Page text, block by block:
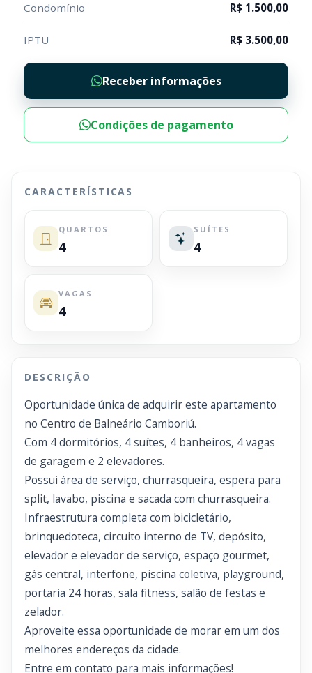
Condomínio R$ 1.500,00
IPTU R$ 3.500,00
Receber informações
Condições de pagamento
CARACTERÍSTICAS
QUARTOS
4
SUÍTES
4
VAGAS
4
DESCRIÇÃO
Oportunidade única de adquirir este apartamento
no Centro de Balneário Camboriú.
Com 4 dormitórios, 4 suítes, 4 banheiros, 4 vagas
de garagem e 2 elevadores.
Possui área de serviço, churrasqueira, espera para
split, lavabo, piscina e sacada com churrasqueira.
Infraestrutura completa com bicicletário,
brinquedoteca, circuito interno de TV, depósito,
elevador e elevador de serviço, espaço gourmet,
gás central, interfone, piscina coletiva, playground,
portaria 24 horas, sala fitness, salão de festas e
zelador.
Aproveite essa oportunidade de morar em um dos
melhores endereços da cidade.
Entre em contato para mais informações!